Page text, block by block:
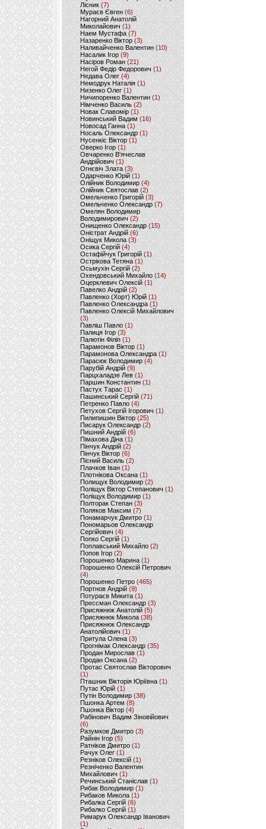
Лісник (7)
Мураєв Євген(6)
Нагорний Анатолій
Миколайович (1)
Наем Мустафа (7)
Назаренко Віктор (3)
Наливайченко Валентин (10)
Насалик Ігор(9)
Насіров Роман (21)
Негой Федір Федорович(1)
Недава Олег(4)
Немодрук Наталія(1)
Низенко Олег (1)
Ничипоренко Валентин (1)
Німченко Василь (2)
Новак Славомір (1)
Новинський Вадим (16)
Новосад Ганна (1)
Носаль Олександр (1)
Нусенкіс Віктор (1)
Оверко Ігор (1)
Овчаренко В'ячеслав
Андрійович(1)
Огнєвіч Злата (3)
Одарченко Юрій(1)
Олійник Володимир (4)
Олійник Святослав (2)
Омельченко Григорій (3)
Омельченко Олександр(7)
Омелян Володимир
Володимирович (2)
Онищенко Олександр (15)
Оністрат Андрій (6)
Оніщук Микола (3)
Осика Сергій(4)
Остафійчук Григорій(1)
Острікова Тетяна (1)
Осьмухін Сергій (2)
Охендовський Михайло (14)
Оцерклевич Олексій (1)
Павелко Андрій (2)
Павленко (Хорт) Юрій (1)
Павленко Олександра (1)
Павленко Олексій Михайлович
(3)
Павліш Павло(1)
Палиця Ігор (3)
Палютін Філіп(1)
Парамонов Віктор (1)
Парамонова Олександра(1)
Парасюк Володимир(4)
Парубій Андрій (9)
Парцхаладзе Лев (1)
Паршин Константин(1)
Пастух Тарас (1)
Пашинський Сергій (71)
Петренко Павло (4)
Петухов Сергій Ігорович (1)
Пилипишин Віктор(25)
Писарук Олександр(2)
Пишний Андрій (6)
Пімахова Діна(1)
Пінчук Андрій(2)
Пінчук Віктор (6)
Пісний Василь (2)
Плачков Іван(1)
Плотнікова Оксана (1)
Полищук Володимир(2)
Поліщук Віктор Степанович(1)
Поліщук Володимир (1)
Полторак Степан(3)
Поляков Максим (7)
Понамарчук Дмитро (1)
Пономарьов Олександр
Сергійович(4)
Попко Сергій (1)
Поплавський Михайло (2)
Попов Ігор(2)
Порошенко Марина (1)
Порошенко Олексій Петрович
(4)
Порошенко Петро (465)
Портнов Андрій (9)
Потураєв Микита(1)
Прессман Олександр(3)
Присяжнюк Анатолій (5)
Присяжнюк Микола (38)
Присяжнюк Олександр
Анатолійович (1)
Притула Олена (3)
Прогнімак Олександр(35)
Продан Мирослав(1)
Продан Оксана (2)
Протас Святослав Вікторович
(1)
Пташник Вікторія Юріївна (1)
Путас Юрій (1)
Путін Володимир(38)
Пшонка Артем (8)
Пшонка Віктор(4)
Рабінович Вадим Зіновійович
(6)
Разумков Дмитро (3)
Райнін Ігор(5)
Ратніков Дмитро (1)
Рачук Олег (1)
Резніков Олексій(1)
Резніченко Валентин
Михайлович (1)
Речинський Станіслав (1)
Рибак Володимир(1)
Рибаков Микола(1)
Рибалка Сергій (6)
Рибалко Сергій (1)
Римарук Олександр Іванович
(1)